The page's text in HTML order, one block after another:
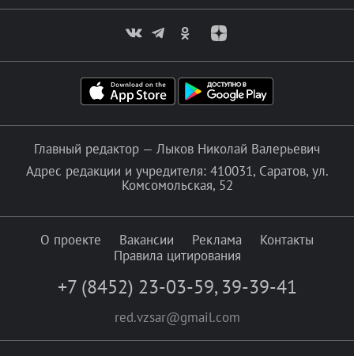
Главный редактор — Лыков Николай Валерьевич
Адрес редакции и учредителя: 410031, Саратов, ул.
Комсомольская, 52
О проекте Вакансии Реклама
Контакты
Правила цитирования
+7 (8452) 23-03-59, 39-39-41
red.vzsar@gmail.com